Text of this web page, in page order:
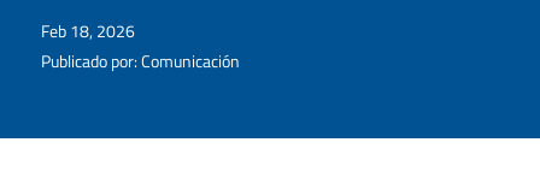
Feb 18, 2026
Publicado por: Comunicación